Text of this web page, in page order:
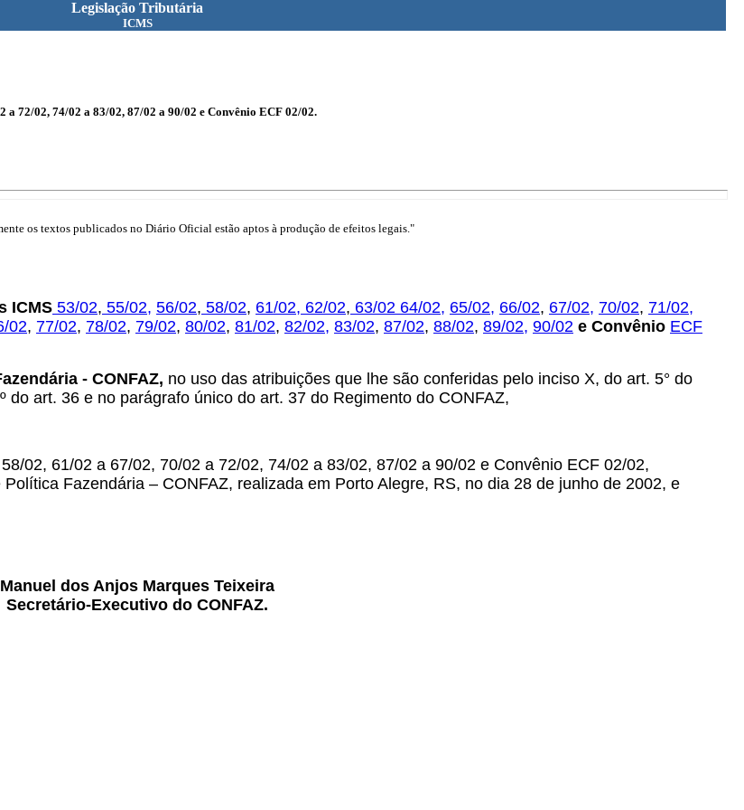
Legislação Tributária
ICMS
72/02, 74/02 a 83/02, 87/02 a 90/02 e Convênio ECF 02/02.
os textos publicados no Diário Oficial estão aptos à produção de efeitos legais."
ICMS 53/02, 55/02, 56/02, 58/02, 61/02, 62/02, 63/02 64/02, 65/02, 66/02, 67/02, 70/02, 71/02,
02, 77/02, 78/02, 79/02, 80/02, 81/02, 82/02, 83/02, 87/02, 88/02, 89/02, 90/02 e Convênio ECF
- CONFAZ, no uso das atribuições que lhe são conferidas pelo inciso X, do art. 5° do
art. 36 e no parágrafo único do art. 37 do Regimento do CONFAZ,
02, 61/02 a 67/02, 70/02 a 72/02, 74/02 a 83/02, 87/02 a 90/02 e Convênio ECF 02/02,
Fazendária – CONFAZ, realizada em Porto Alegre, RS, no dia 28 de junho de 2002, e
Manuel dos Anjos Marques Teixeira
Secretário-Executivo do CONFAZ.